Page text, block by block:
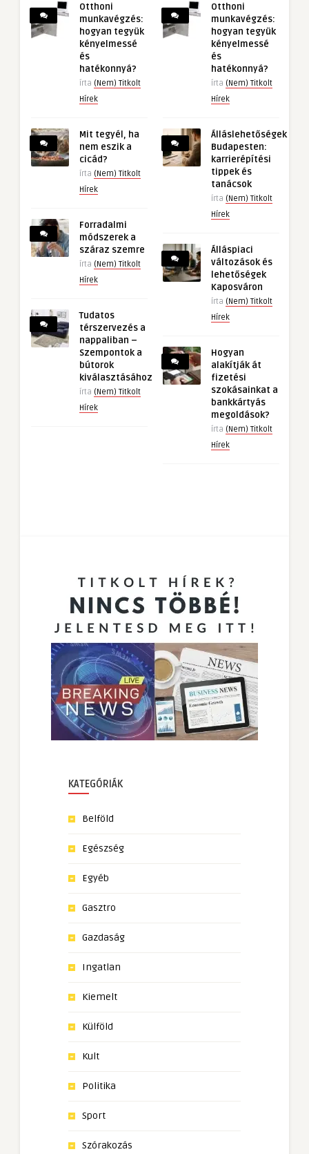
Otthoni
munkavégzés:
hogyan tegyük
kényelmessé
és
hatékonnyá?
írta (Nem) Titkolt
Hírek
Mit tegyél, ha
nem eszik a
cicád?
írta (Nem) Titkolt
Hírek
Forradalmi
módszerek a
száraz szemre
írta (Nem) Titkolt
Hírek
Tudatos
térszervezés a
nappaliban –
Szempontok a
bútorok
kiválasztásához
írta (Nem) Titkolt
Hírek
Otthoni
munkavégzés:
hogyan tegyük
kényelmessé
és
hatékonnyá?
írta (Nem) Titkolt
Hírek
Álláslehetőségek
Budapesten:
karrierépítési
tippek és
tanácsok
írta (Nem) Titkolt
Hírek
Álláspiaci
változások és
lehetőségek
Kaposváron
írta (Nem) Titkolt
Hírek
Hogyan
alakítják át
fizetési
szokásainkat a
bankkártyás
megoldások?
írta (Nem) Titkolt
Hírek
KATEGÓRIÁK
Belföld
Egészség
Egyéb
Gasztro
Gazdaság
Ingatlan
Kiemelt
Külföld
Kult
Politika
Sport
Szórakozás